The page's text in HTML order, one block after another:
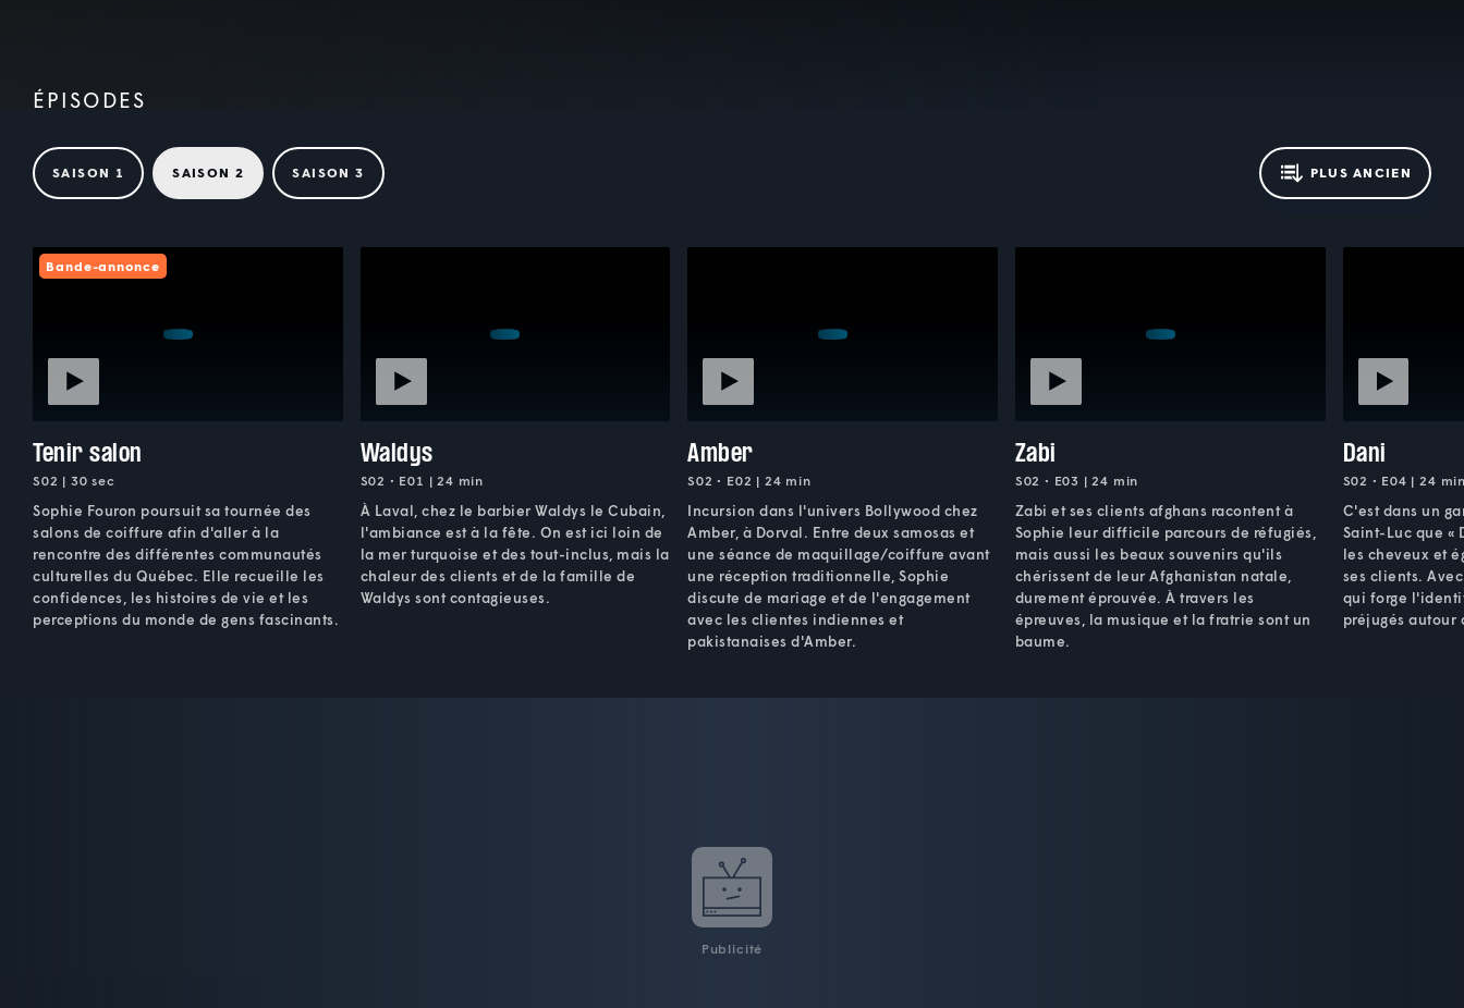
ÉPISODES
SAISON 1 SAISON 2 SAISON 3 PLUS ANCIEN
Bande-annonce
Tenir salon
S02 | 30 sec
Sophie Fouron poursuit sa tournée des
salons de coiffure afin d'aller à la
rencontre des différentes communautés
culturelles du Québec. Elle recueille les
confidences, les histoires de vie et les
perceptions du monde de gens fascinants.
Waldys
S02 • E01 | 24 min
À Laval, chez le barbier Waldys le Cubain,
l'ambiance est à la fête. On est ici loin de
la mer turquoise et des tout-inclus, mais la
chaleur des clients et de la famille de
Waldys sont contagieuses.
Amber
S02 • E02 | 24 min
Incursion dans l'univers Bollywood chez
Amber, à Dorval. Entre deux samosas et
une séance de maquillage/coiffure avant
une réception traditionnelle, Sophie
discute de mariage et de l'engagement
avec les clientes indiennes et
pakistanaises d'Amber.
Zabi
S02 • E03 | 24 min
Zabi et ses clients afghans racontent à
Sophie leur difficile parcours de réfugiés,
mais aussi les beaux souvenirs qu'ils
chérissent de leur Afghanistan natale,
durement éprouvée. À travers les
épreuves, la musique et la fratrie sont un
baume.
Dani
S02 • E04 | 24
C'est dans un
Saint-Luc que «
les cheveux et
ses clients.
qui forge
préjugés autour
Publicité